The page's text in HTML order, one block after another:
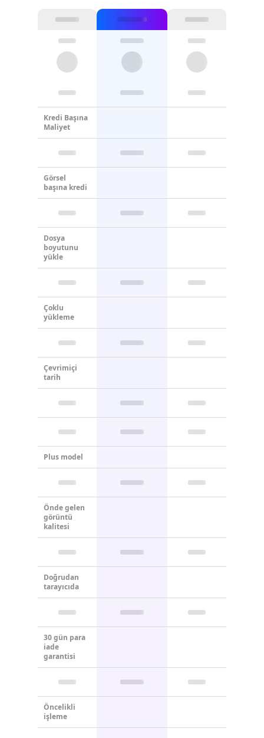
Kredi Başına
Maliyet
Görsel
başına kredi
Dosya
boyutunu
yükle
Çoklu
yükleme
Çevrimiçi
tarih
Plus model
Önde gelen
görüntü
kalitesi
Doğrudan
tarayıcıda
30 gün para
iade
garantisi
Öncelikli
işleme